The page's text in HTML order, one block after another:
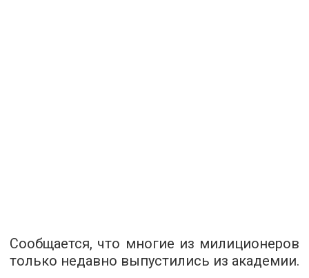
Сообщается, что многие из милиционеров
только недавно выпустились из академии.